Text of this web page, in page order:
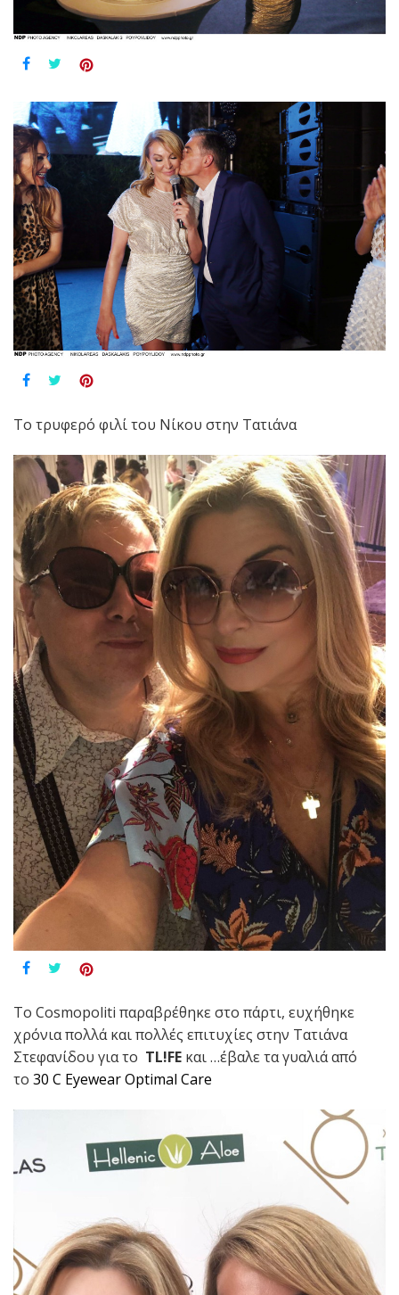
Το τρυφερό φιλί του Νίκου στην Τατιάνα
Το Cosmopoliti παραβρέθηκε στο πάρτι, ευχήθηκε
χρόνια πολλά και πολλές επιτυχίες στην Τατιάνα
Στεφανίδου για το TL!FE και …έβαλε τα γυαλιά από
το 30 C Eyewear Optimal Care